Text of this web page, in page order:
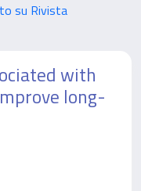
su Rivista
with
long-